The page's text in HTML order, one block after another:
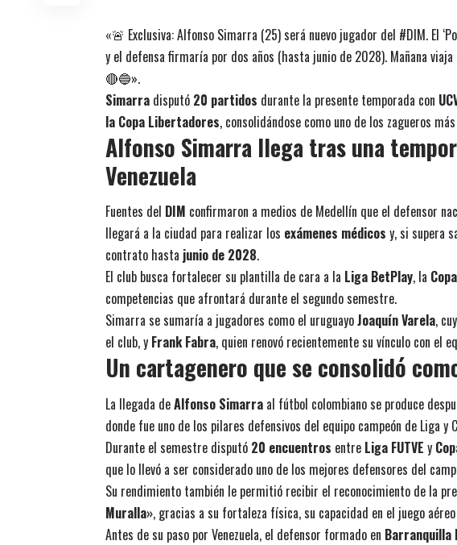
«🚨 Exclusiva: Alfonso Simarra (25) será nuevo jugador del #DIM. El
y el defensa firmaría por dos años (hasta junio de 2028). Mañana
🔴🔵».
Simarra disputó 20 partidos durante la presente temporada con
la Copa Libertadores, consolidándose como uno de los zagueros
Alfonso Simarra llega tras una
Venezuela
Fuentes del DIM confirmaron a medios de Medellín que el defensor
llegará a la ciudad para realizar los exámenes médicos y, si supera
contrato hasta junio de 2028.
El club busca fortalecer su plantilla de cara a la Liga BetPlay, la
competencias que afrontará durante el segundo semestre.
Simarra se sumaría a jugadores como el uruguayoJoaquín Varela,
el club, y Frank Fabra, quien renovó recientemente su vínculo con el
Un cartagenero que se consolidó
La llegada deAlfonso Simarra al fútbol colombiano se produce
donde fue uno de los pilares defensivos del equipo campeón de Liga y
Durante el semestre disputó 20 encuentros entre Liga FUTVE y
que lo llevó a ser considerado uno de los mejores defensores del
Su rendimiento también le permitió recibir el reconocimiento de la
Muralla», gracias a su fortaleza física, su capacidad en el juego
Antes de su paso por Venezuela, el defensor formado en Barranquilla